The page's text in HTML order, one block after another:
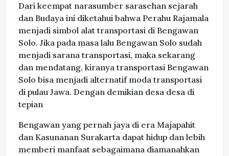
Dari keempat narasumber sarasehan sejarah
dan Budaya ini diketahui bahwa Perahu Rajamala
menjadi simbol alat transportasi di Bengawan
Solo. Jika pada masa lalu Bengawan Solo sudah
menjadi sarana transportasi, maka sekarang
dan mendatang, kiranya transportasi Bengawan
Solo bisa menjadi alternatif moda transportasi
di pulau Jawa. Dengan demikian desa desa di
tepian
Bengawan yang pernah jaya di era Majapahit
dan Kasunanan Surakarta dapat hidup dan lebih
memberi manfaat sebagaimana diamanahkan